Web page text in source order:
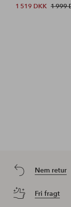
1 519 DKK 1 999
Nem retur
Fri fragt